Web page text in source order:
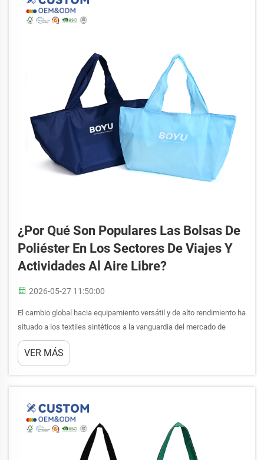
¿Por Qué Son Populares Las Bolsas De
Poliéster En Los Sectores De Viajes Y
Actividades Al Aire Libre?
2026-05-27 11:50:00
El cambio global hacia equipamiento versátil y de alto rendimiento ha
situado a los textiles sintéticos a la vanguardia del mercado de
equipaje y equipos. Entre los diversos materiales disponibles, las
bolsas de poliéster se han convertido en el estándar industrial tanto
VER MÁS